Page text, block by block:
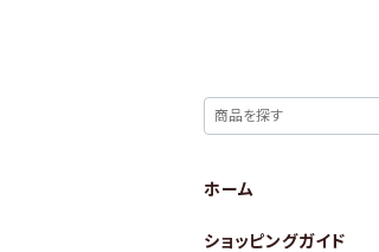
ホーム
ショッピングガイド